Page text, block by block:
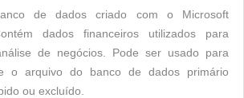
de dados criado com o Microsoft
dados financeiros utilizados para
de negócios. Pode ser usado para
o arquivo do banco de dados primário
ou excluído.